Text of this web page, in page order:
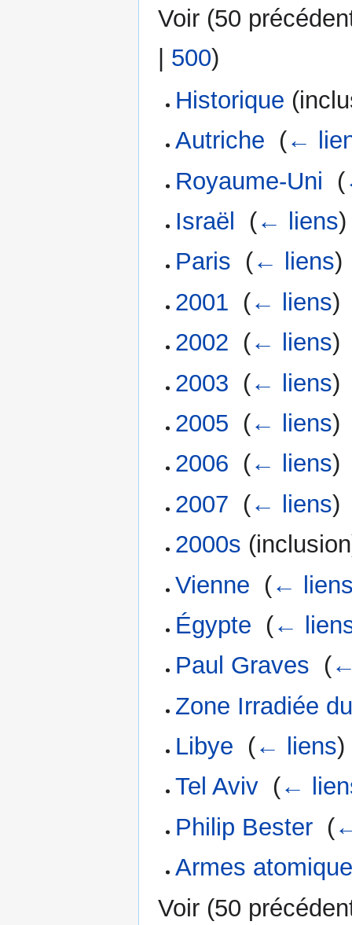
Voir (50
| 500)
Historique
Autriche (←
Royaume-Uni
(
Israël
(← liens)
Paris (← liens)
2001 (← liens)
2002 (← liens)
2003 (← liens)
2005 (← liens)
2006 (← liens)
2007 (← liens)
2000s
Vienne (←
Égypte (←
Paul Graves (
Zone Irradiée
Libye (← liens)
Tel Aviv (←
Philip Bester (
Armes
Voir (50